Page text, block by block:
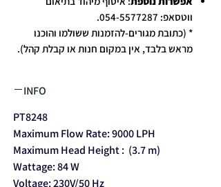
ווטסאפ: 054-5577287.
* (כתובת מגורים-להזמנות ששולמו והוכנו
מראש בלבד, אין במקום חנות או קבלת קהל).
INFO
Maximum Flow Rate: 9000 LPH
Maximum Head Height : (3.7 m)
Wattage: 84 W
Voltage: 230V/50 Hz